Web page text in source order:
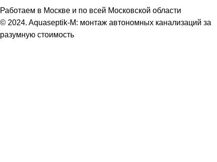
Работаем в Москве и по всей Московской области
© 2024. Aquaseptik-M: монтаж автономных канализаций за
разумную стоимость